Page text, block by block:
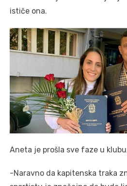
ističe ona.
Aneta je prošla sve faze u
-Naravno da kapitenska traka